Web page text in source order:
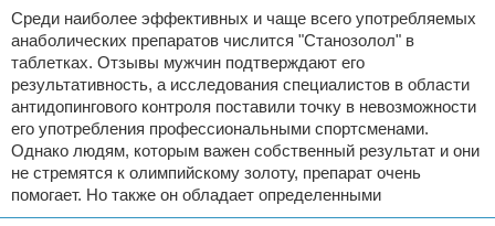
Среди наиболее эффективных и чаще всего употребляемых
анаболических препаратов числится "Станозолол" в
таблетках. Отзывы мужчин подтверждают его
результативность, а исследования специалистов в области
антидопингового контроля поставили точку в невозможности
его употребления профессиональными спортсменами.
Однако людям, которым важен собственный результат и они
не стремятся к олимпийскому золоту, препарат очень
помогает. Но также он обладает определенными